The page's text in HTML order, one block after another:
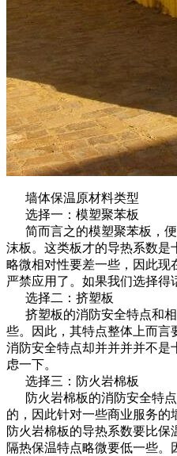
墙体保温原材料类型
选择一：模塑聚苯板
简而言之的模塑聚苯板，便
沫板。这类板才的导热系数是
略微相对性要差一些，因此现
严禁应用了。如果我们选择得
选择二：挤塑板
挤塑板的消防安全特点和相
些。因此，其特点整体上而言
消防安全特点却并并并并不是
虑一下。
选择三：防火岩棉板
防火岩棉板的消防安全特点
的，因此针对一些商业服务的
防火岩棉板的导热系数要比
隔热保温特点略微要低一些。